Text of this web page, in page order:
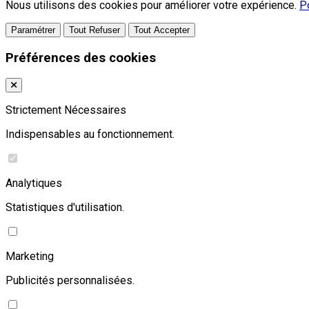
Nous utilisons des cookies pour améliorer votre expérience.
Paramétrer Tout Refuser Tout Accepter
Préférences des cookies
Strictement Nécessaires
Indispensables au fonctionnement.
Analytiques
Statistiques d'utilisation.
Marketing
Publicités personnalisées.